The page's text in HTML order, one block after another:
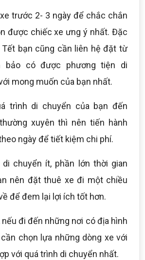
trước 2- 3 ngày để chắc chắn
được chiếc xe ưng ý nhất. Đặc
Tết bạn cũng cần liên hệ đặt từ
bảo có được phương tiện di
mong muốn của bạn nhất.
trình di chuyển của bạn đến
xuyên thì nên tiến hành
ngày để tiết kiệm chi phí.
chuyển ít, phần lớn thời gian
nên đặt thuê xe đi một chiều
để đem lại lợi ích tốt hơn.
nếu đi đến những nơi có địa hình
chọn lựa những dòng xe với
với quá trình di chuyển nhất.